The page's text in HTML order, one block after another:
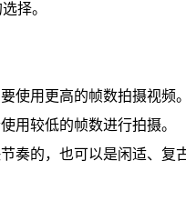
择。
使用更高的帧数拍摄视频
用较低的帧数进行拍摄。
奏的，也可以是闲适、复